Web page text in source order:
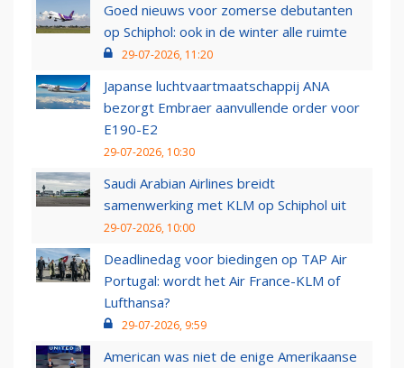
Goed nieuws voor zomerse debutanten
op Schiphol: ook in de winter alle ruimte
29-07-2026, 11:20
Japanse luchtvaartmaatschappij ANA
bezorgt Embraer aanvullende order voor
E190-E2
29-07-2026, 10:30
Saudi Arabian Airlines breidt
samenwerking met KLM op Schiphol uit
29-07-2026, 10:00
Deadlinedag voor biedingen op TAP Air
Portugal: wordt het Air France-KLM of
Lufthansa?
29-07-2026, 9:59
American was niet de enige Amerikaanse